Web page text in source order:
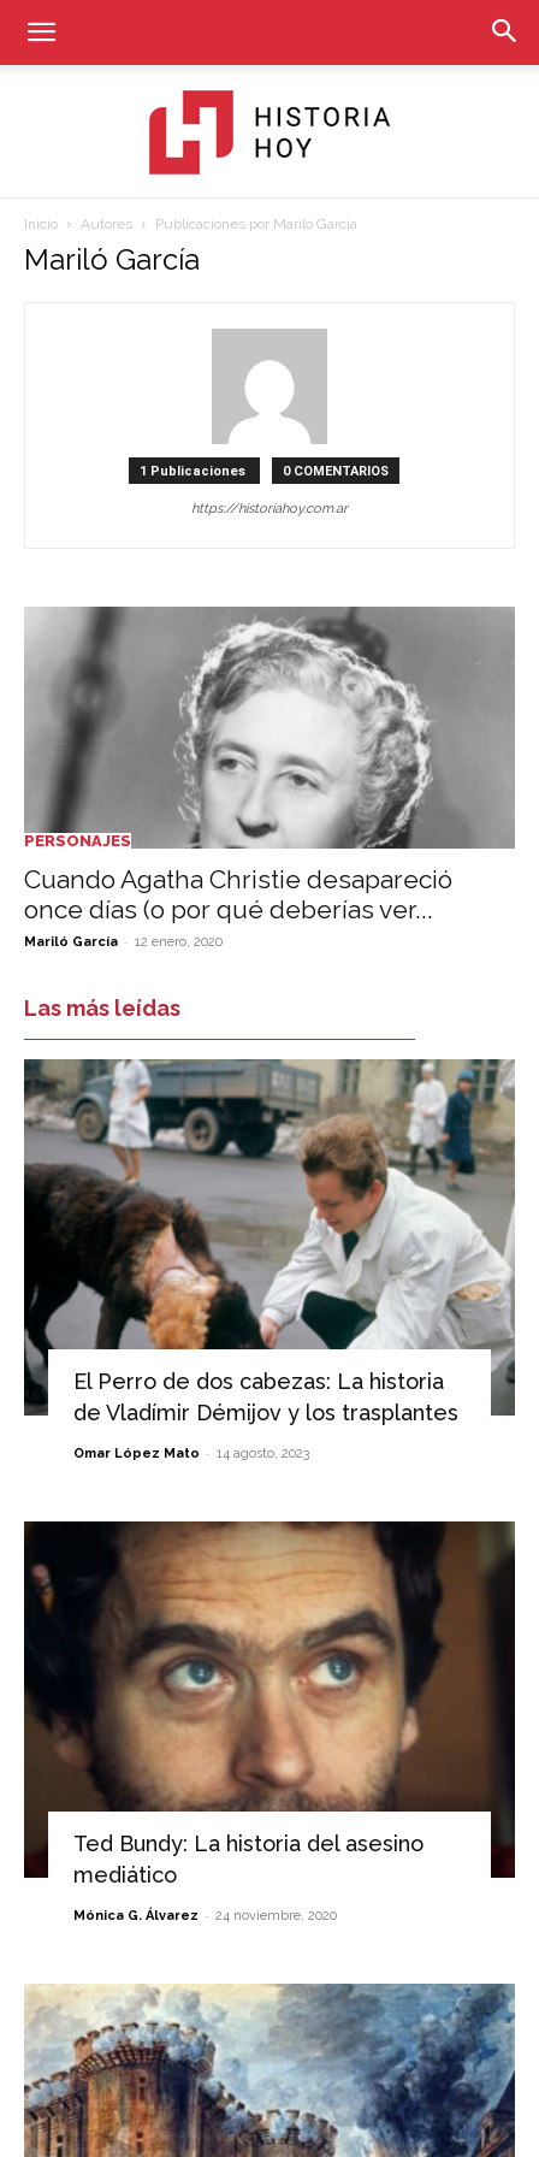
Historia
Inicio Autores Publicaciones por Mariló García
Mariló García
1 Publicaciones 0 COMENTARIOS
https://historiahoy.com.ar
PERSONAJES
Cuando Agatha Christie desapareció
once días (o por qué deberías ver...
Mariló García - 12 enero, 2020
Las más leídas
El Perro de dos cabezas: La historia
de Vladímir Démijov y los trasplantes
Omar López Mato - 14 agosto, 2023
Ted Bundy: La historia del asesino
mediático
Mónica G. Álvarez - 24 noviembre, 2020